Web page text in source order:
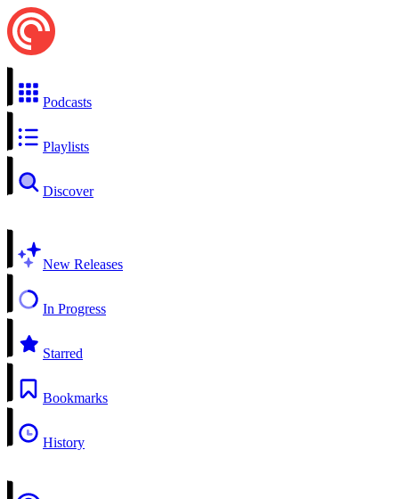
Podcasts
Playlists
Discover
New Releases
In Progress
Starred
Bookmarks
History